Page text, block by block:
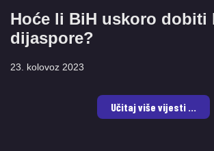
Hoće li BiH uskoro dobiti
dijaspore?
23. kolovoz 2023
Učitaj više vijesti ...